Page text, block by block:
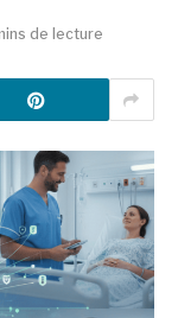
de lecture